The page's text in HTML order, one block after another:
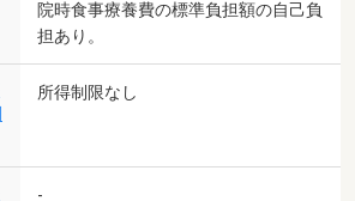
院時食事療養費の標準負担額の自己負
担あり。
所得制限なし
-